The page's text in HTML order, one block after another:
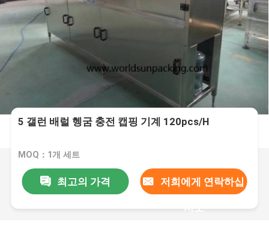
5 갤런 배럴 헹굼 충전 캡핑 기계 120pcs/H
MOQ：1개 세트
최고의 가격 저희에게 연락하십
시오